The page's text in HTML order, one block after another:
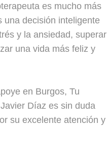
es mucho más
una decisión inteligente
y la ansiedad, superar
una vida más feliz y
en Burgos, Tu
Díaz es sin duda
su excelente atención y